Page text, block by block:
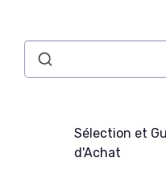
Sélection et
d'Achat